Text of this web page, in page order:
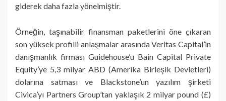
giderek daha fazla yönelmiştir.
Örneğin, taşınabilir finansman paketlerini öne çıkaran
son yüksek profilli anlaşmalar arasında Veritas Capital’in
danışmanlık firması Guidehouse’u Bain Capital Private
Equity’ye 5,3 milyar ABD (Amerika Birleşik Devletleri)
dolarına satması ve Blackstone’un yazılım şirketi
Civica’yı Partners Group’tan yaklaşık 2 milyar pound (£)